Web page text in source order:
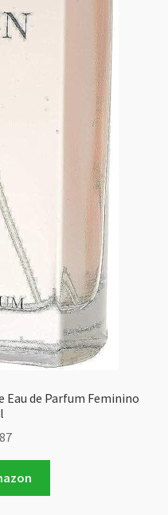
Eau de Parfum Feminino